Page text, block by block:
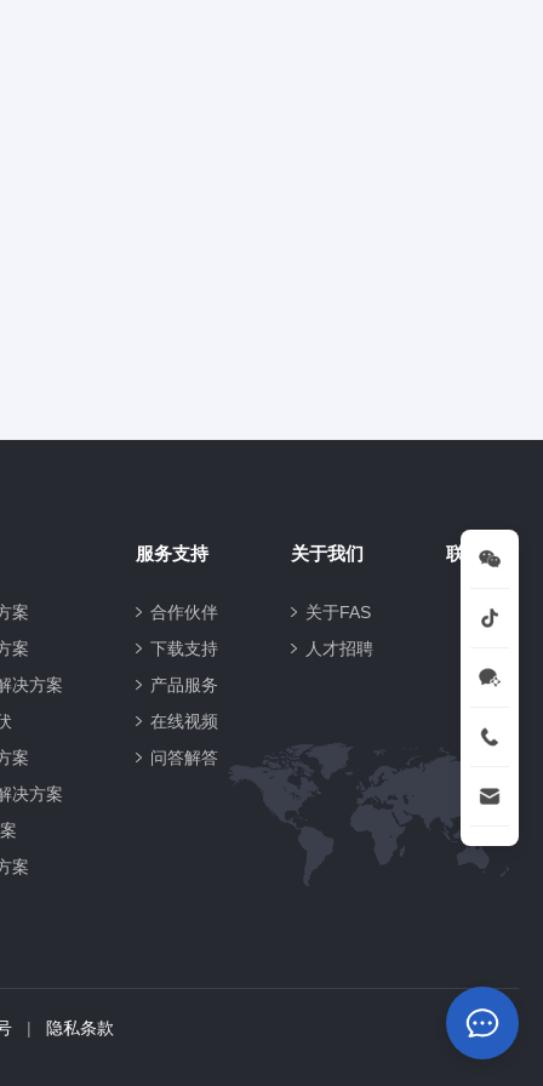
案
案
决方案
案
决方案
案
服务支持
合作伙伴
下载支持
产品服务
在线视频
问答解答
关于我们
关于FAS
人才招聘
联系方式
| 隐私条款